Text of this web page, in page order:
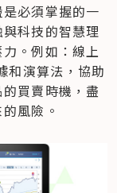
必須掌握的一
科技的智慧理
。例如：線上
演算法，協助
買賣時機，盡
風險。